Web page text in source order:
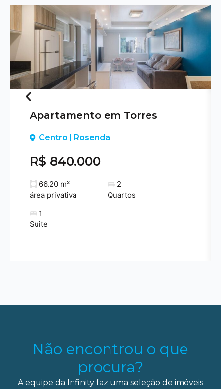
Previous
Apartamento em Torres
Centro | Rosenda
R$ 840.000
66.20 m²
área privativa
2
Quartos
1
Suite
Não encontrou o que
procura?
A equipe da Infinity faz uma seleção de imóveis